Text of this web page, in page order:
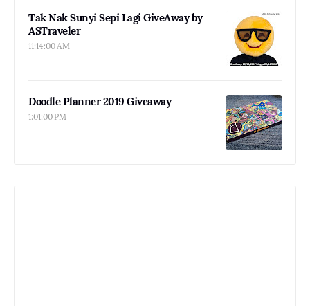
Tak Nak Sunyi Sepi Lagi GiveAway by
ASTraveler
11:14:00 AM
Doodle Planner 2019 Giveaway
1:01:00 PM